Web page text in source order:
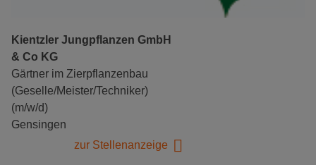
Kientzler Jungpflanzen GmbH
& Co KG
Gärtner im Zierpflanzenbau
(Geselle/Meister/Techniker)
(m/w/d)
Gensingen
zur Stellenanzeige